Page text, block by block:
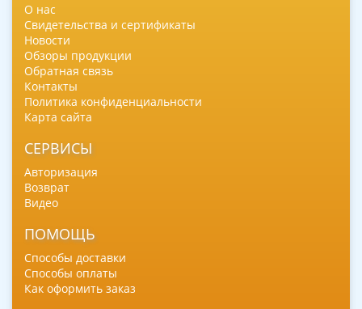
О нас
Свидетельства и сертификаты
Новости
Обзоры продукции
Обратная связь
Контакты
Политика конфиденциальности
Карта сайта
СЕРВИСЫ
Авторизация
Возврат
Видео
ПОМОЩЬ
Способы доставки
Способы оплаты
Как оформить заказ